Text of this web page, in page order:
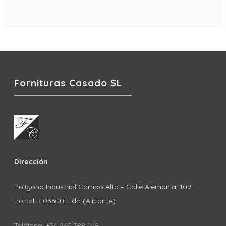
Fornituras Casado SL
Dirección
Polígono Industrial Campo Alto – Calle Alemania, 109
Portal B 03600 Elda (Alicante)